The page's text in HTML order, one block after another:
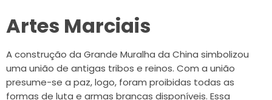
Artes Marciais
A construção da Grande Muralha da China simbolizou
uma união de antigas tribos e reinos. Com a união
presume-se a paz, logo, foram proibidas todas as
formas de luta e armas brancas disponíveis. Essa